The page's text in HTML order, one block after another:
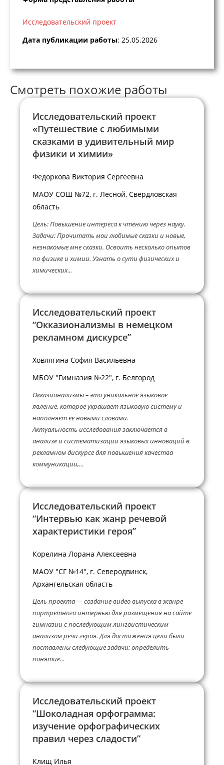
Исследовательский проект
Дата публикации работы: 25.05.2026
Смотреть похожие работы
Исследовательский проект
«Путешествие с любимыми
сказками в удивительный мир
физики и химии»
Федоркова Виктория Сергеевна
МАОУ СОШ №72, г. Лесной, Свердловская
область
Цель: Повышение интереса к чтению через науку.
Задачи: Прочитать мои любимые сказки и новые,
незнакомые мне сказки. Освоить несколько опытов
по физике и химии. Узнать о сути физических и
химических...
Исследовательский проект
“Окказионализмы в немецком
рекламном дискурсе”
Ховлягина София Васильевна
МБОУ "Гимназия №22", г. Белгород
Окказионализмы – это уникальное языковое
явление, которое украшает языковую систему и
наполняет ее новыми словами.
Актуальность исследования заключается в
анализе и систематизации языковых инноваций в
рекламном дискурсе для повышения качества
коммуникации,...
Исследовательский проект
“Интервью как жанр речевой
характеристики героя”
Корелина Лорана Алексеевна
МАОУ "СГ №14", г. Северодвинск,
Архангельская область
Цель проекта — создание видео выпуска в жанре
портретного интервью для размещения на сайте
гимназии с последующим лингвистическим
анализом речи героя. Для достижения цели были
поставлены следующие задачи: определить
понятие...
Исследовательский проект
“Шоколадная орфограмма:
изучение орфографических
правил через сладости”
Клищ Илья